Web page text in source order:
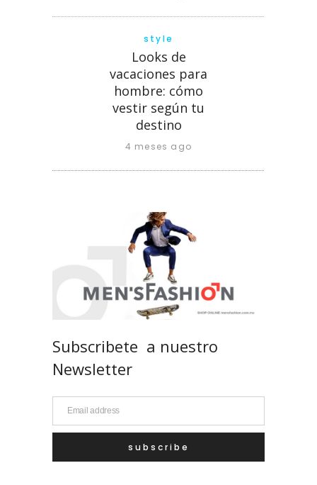
style
Looks de
vacaciones para
hombre: cómo
vestir según tu
destino
4 meses ago
Subscribete a nuestro
Newsletter